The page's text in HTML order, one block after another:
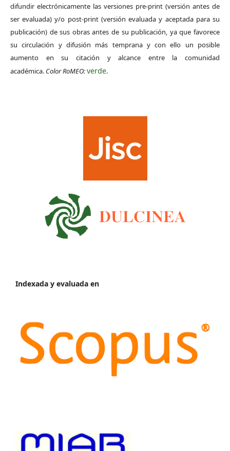
difundir electrónicamente las versiones pre-print (versión antes de
ser evaluada) y/o post-print (versión evaluada y aceptada para su
publicación) de sus obras antes de su publicación, ya que favorece
su circulación y difusión más temprana y con ello un posible
aumento en su citación y alcance entre la comunidad
académica. Color RoMEO:verde.
Indexada y evaluada en